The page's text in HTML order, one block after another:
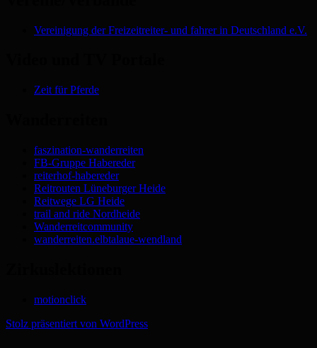
Vereinigung der Freizeitreiter- und fahrer in Deutschland e.V.
Zeit für Pferde
faszination-wanderreiten
FB-Gruppe Habereder
reiterhof-habereder
Reitrouten Lüneburger Heide
Reitwege LG Heide
trail and ride Nordheide
Wanderreitcommunity
wanderreiten.elbtalaue-wendland
motionclick
Stolz präsentiert von WordPress